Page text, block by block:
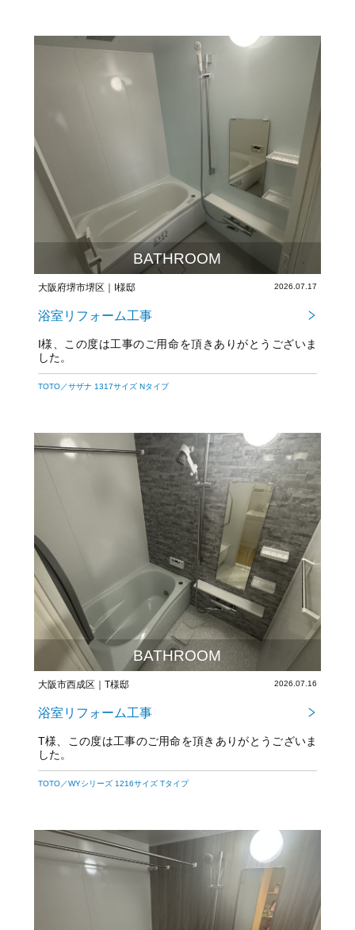
BATHROOM
大阪府堺市堺区｜I様邸 2026.07.17
浴室リフォーム工事
I様、この度は工事のご用命を頂きありがとうございま
した。
梁も無くなりスッキリとした浴室に仕上がりました。今
後とも宜しくお願いいたします。
TOTO／サザナ 1317サイズ Nタイプ
BATHROOM
大阪市西成区｜T様邸 2026.07.16
浴室リフォーム工事
T様、この度は工事のご用命を頂きありがとうございま
した。
TOTO／WYシリーズ 1216サイズ Tタイプ